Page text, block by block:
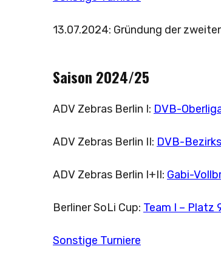
13.07.2024: Gründung der
Saison 2024/25
ADV Zebras Berlin I: DVB-
ADV Zebras Berlin II: DVB-
ADV Zebras Berlin I+II: Gabi-
Berliner SoLi Cup: Team I – Platz
Sonstige Turniere